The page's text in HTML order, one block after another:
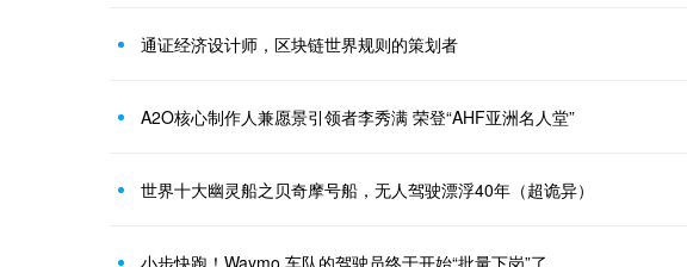
通证经济设计师，区块链世界规则的策划者
A2O核心制作人兼愿景引领者李秀满 荣登“AHF亚洲名人堂”
世界十大幽灵船之贝奇摩号船，无人驾驶漂浮40年（超诡异）
小步快跑！Waymo 车队的驾驶员终于开始“批量下岗”了